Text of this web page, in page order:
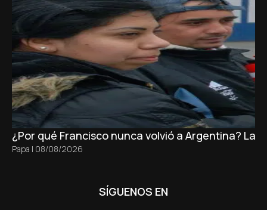
¿Por qué Francisco nunca volvió a Argentina? La
Papa | 08/08/2026
SÍGUENOS EN